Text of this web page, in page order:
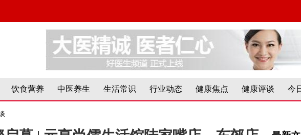
饮食营养 中医养生 生活常识 行业动态 健康焦点 健康评谈 今